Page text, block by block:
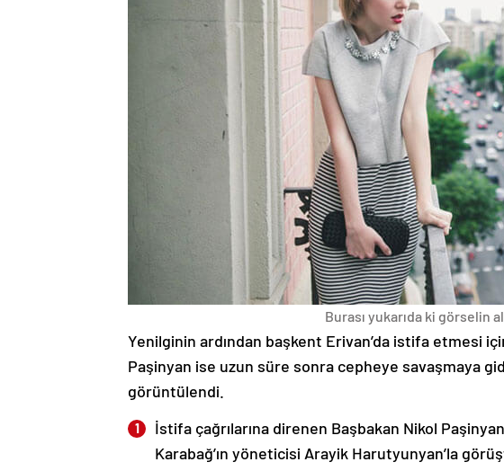
Burası yukarıda ki görselin
Yenilginin ardından başkent Erivan’da istifa etmesi
Paşinyan ise uzun süre sonra cepheye savaşmaya
görüntülendi.
İstifa çağrılarına direnen Başbakan Nikol
Karabağ’ın yöneticisi Arayik Harutyunyan’la